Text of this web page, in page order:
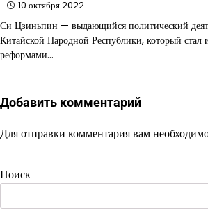
10 октября 2022
Си Цзиньпин — выдающийся политический
Китайской Народной Республики, который стал
реформами…
Добавить комментарий
Для отправки комментария вам
Поиск